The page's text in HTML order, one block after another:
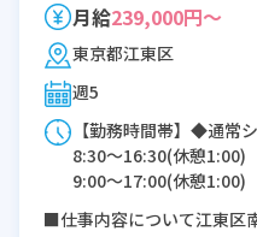
月給239,000円～
東京都江東区
週5
【勤務時間帯】◆通常
8:30〜16:30(休憩1:00)
9:00〜17:00(休憩1:00)
■仕事内容について江東区